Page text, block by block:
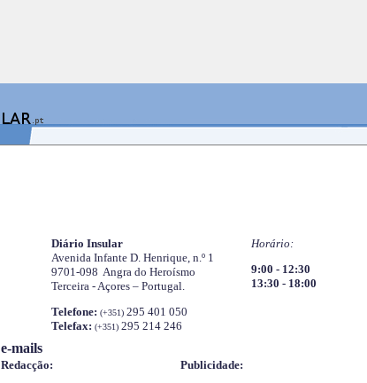
Diário Insular
Avenida Infante D. Henrique, n.º 1
9701-098 Angra do Heroísmo
Terceira - Açores – Portugal.
Telefone: (+351)295 401 050
Telefax: (+351)295 214 246
Horário:
9:00 - 12:30
13:30 - 18:00
e-mails
Redacção:
Publicidade: